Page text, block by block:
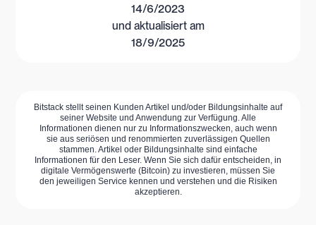
14/6/2023
und aktualisiert am
18/9/2025
Bitstack stellt seinen Kunden Artikel und/oder Bildungsinhalte auf
seiner Website und Anwendung zur Verfügung. Alle
Informationen dienen nur zu Informationszwecken, auch wenn
sie aus seriösen und renommierten zuverlässigen Quellen
stammen. Artikel oder Bildungsinhalte sind einfache
Informationen für den Leser. Wenn Sie sich dafür entscheiden, in
digitale Vermögenswerte (Bitcoin) zu investieren, müssen Sie
den jeweiligen Service kennen und verstehen und die Risiken
akzeptieren.